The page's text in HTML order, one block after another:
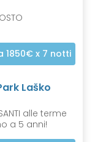
1850€ x 7 notti
Laško
alle terme
a 5 anni!